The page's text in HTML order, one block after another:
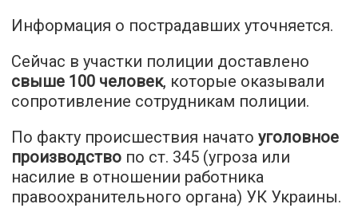
Информация о пострадавших уточняется.
Сейчас в участки полиции доставлено
свыше 100 человек, которые оказывали
сопротивление сотрудникам полиции.
По факту происшествия начато уголовное
производство по ст. 345 (угроза или
насилие в отношении работника
правоохранительного органа) УК Украины.